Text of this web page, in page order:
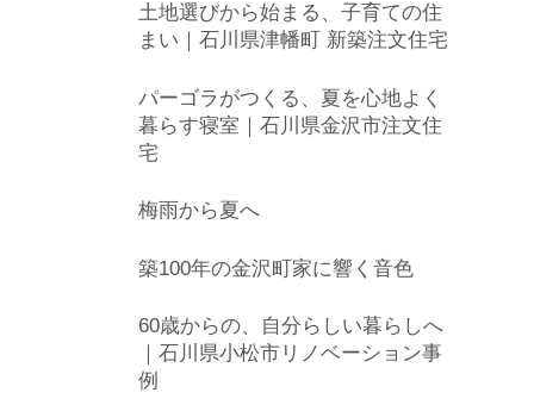
土地選びから始まる、子育ての住
まい｜石川県津幡町 新築注文住宅
パーゴラがつくる、夏を心地よく
暮らす寝室｜石川県金沢市注文住
宅
梅雨から夏へ
築100年の金沢町家に響く音色
60歳からの、自分らしい暮らしへ
｜石川県小松市リノベーション事
例